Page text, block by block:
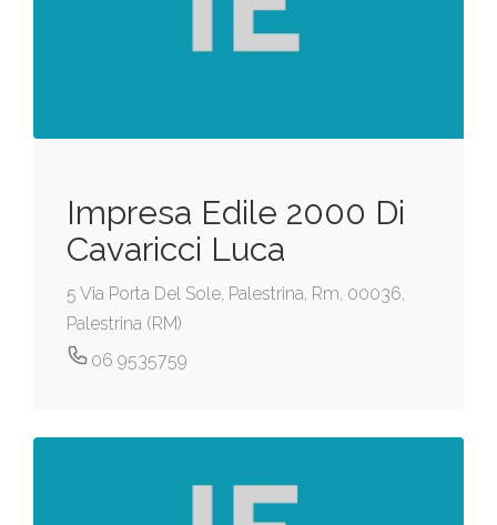
Impresa Edile 2000 Di
Cavaricci Luca
5 Via Porta Del Sole, Palestrina, Rm, 00036,
Palestrina (RM)
06 9535759